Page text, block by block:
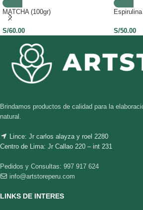
MATCHA (100gr)
S/60.00 S/50.00
Brindamos productos de calidad para la
natural.
Lince: Jr carlos alayza y roel 2280
Centro de Lima: Jr Callao 220 – int 231
Pedidos y Consultas: 997 917 624
info@artstoreperu.com
LINKS DE INTERES